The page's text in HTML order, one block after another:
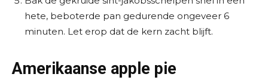
hete, beboterde pan gedurende ongeveer 6
minuten. Let erop dat de kern zacht blijft.
Amerikaanse apple pie